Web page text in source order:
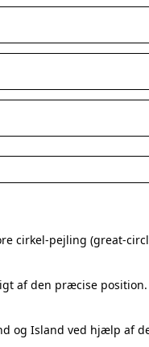
cirkel-pejling (great-
af den præcise
og Island ved hjælp af